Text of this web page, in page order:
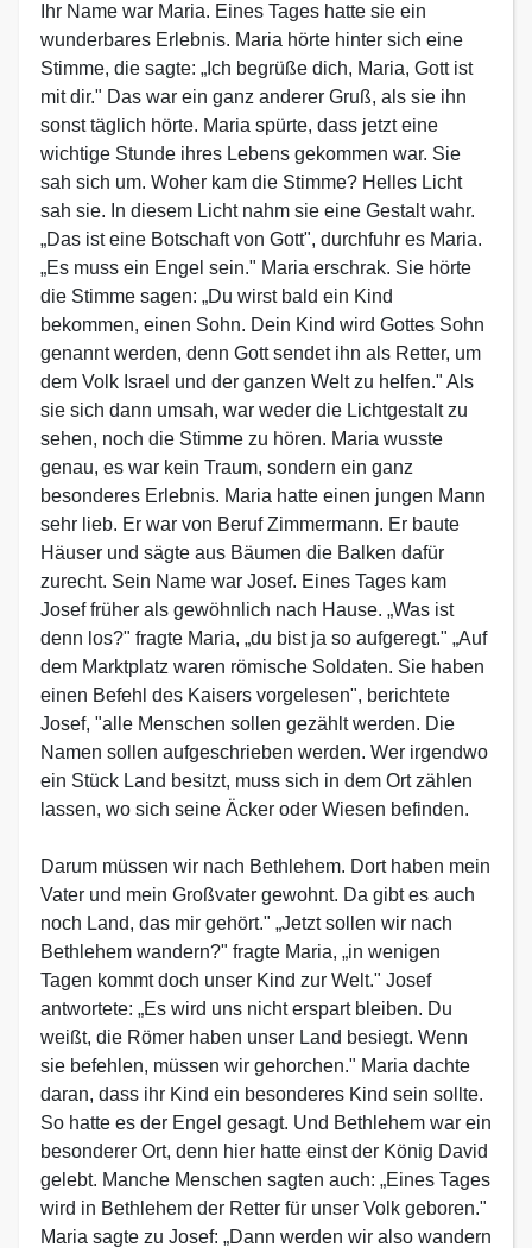
Ihr Name war Maria. Eines Tages hatte sie ein
wunderbares Erlebnis. Maria hörte hinter sich eine
Stimme, die sagte: „Ich begrüße dich, Maria, Gott ist
mit dir." Das war ein ganz anderer Gruß, als sie ihn
sonst täglich hörte. Maria spürte, dass jetzt eine
wichtige Stunde ihres Lebens gekommen war. Sie
sah sich um. Woher kam die Stimme? Helles Licht
sah sie. In diesem Licht nahm sie eine Gestalt wahr.
„Das ist eine Botschaft von Gott", durchfuhr es Maria.
„Es muss ein Engel sein." Maria erschrak. Sie hörte
die Stimme sagen: „Du wirst bald ein Kind
bekommen, einen Sohn. Dein Kind wird Gottes Sohn
genannt werden, denn Gott sendet ihn als Retter, um
dem Volk Israel und der ganzen Welt zu helfen." Als
sie sich dann umsah, war weder die Lichtgestalt zu
sehen, noch die Stimme zu hören. Maria wusste
genau, es war kein Traum, sondern ein ganz
besonderes Erlebnis. Maria hatte einen jungen Mann
sehr lieb. Er war von Beruf Zimmermann. Er baute
Häuser und sägte aus Bäumen die Balken dafür
zurecht. Sein Name war Josef. Eines Tages kam
Josef früher als gewöhnlich nach Hause. „Was ist
denn los?" fragte Maria, „du bist ja so aufgeregt." „Auf
dem Marktplatz waren römische Soldaten. Sie haben
einen Befehl des Kaisers vorgelesen", berichtete
Josef, "alle Menschen sollen gezählt werden. Die
Namen sollen aufgeschrieben werden. Wer irgendwo
ein Stück Land besitzt, muss sich in dem Ort zählen
lassen, wo sich seine Äcker oder Wiesen befinden.
Darum müssen wir nach Bethlehem. Dort haben mein
Vater und mein Großvater gewohnt. Da gibt es auch
noch Land, das mir gehört." „Jetzt sollen wir nach
Bethlehem wandern?" fragte Maria, „in wenigen
Tagen kommt doch unser Kind zur Welt." Josef
antwortete: „Es wird uns nicht erspart bleiben. Du
weißt, die Römer haben unser Land besiegt. Wenn
sie befehlen, müssen wir gehorchen." Maria dachte
daran, dass ihr Kind ein besonderes Kind sein sollte.
So hatte es der Engel gesagt. Und Bethlehem war ein
besonderer Ort, denn hier hatte einst der König David
gelebt. Manche Menschen sagten auch: „Eines Tages
wird in Bethlehem der Retter für unser Volk geboren."
Maria sagte zu Josef: „Dann werden wir also wandern